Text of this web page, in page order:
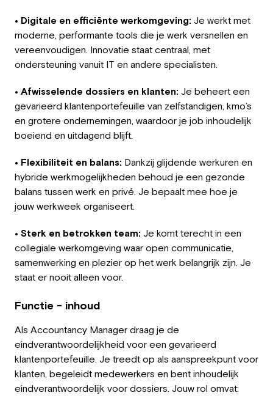
• Digitale en efficiënte werkomgeving: Je werkt met
moderne, performante tools die je werk versnellen en
vereenvoudigen. Innovatie staat centraal, met
ondersteuning vanuit IT en andere specialisten.
• Afwisselende dossiers en klanten: Je beheert een
gevarieerd klantenportefeuille van zelfstandigen, kmo’s
en grotere ondernemingen, waardoor je job inhoudelijk
boeiend en uitdagend blijft.
• Flexibiliteit en balans: Dankzij glijdende werkuren en
hybride werkmogelijkheden behoud je een gezonde
balans tussen werk en privé. Je bepaalt mee hoe je
jouw werkweek organiseert.
• Sterk en betrokken team: Je komt terecht in een
collegiale werkomgeving waar open communicatie,
samenwerking en plezier op het werk belangrijk zijn. Je
staat er nooit alleen voor.
Functie - inhoud
Als Accountancy Manager draag je de
eindverantwoordelijkheid voor een gevarieerd
klantenportefeuille. Je treedt op als aanspreekpunt voor
klanten, begeleidt medewerkers en bent inhoudelijk
eindverantwoordelijk voor dossiers. Jouw rol omvat: